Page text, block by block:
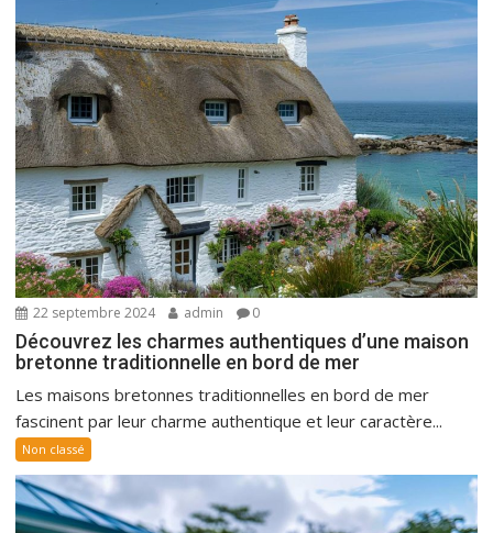
22 septembre 2024 admin 0
Découvrez les charmes authentiques d’une maison
bretonne traditionnelle en bord de mer
Les maisons bretonnes traditionnelles en bord de mer
fascinent par leur charme authentique et leur caractère...
Non classé